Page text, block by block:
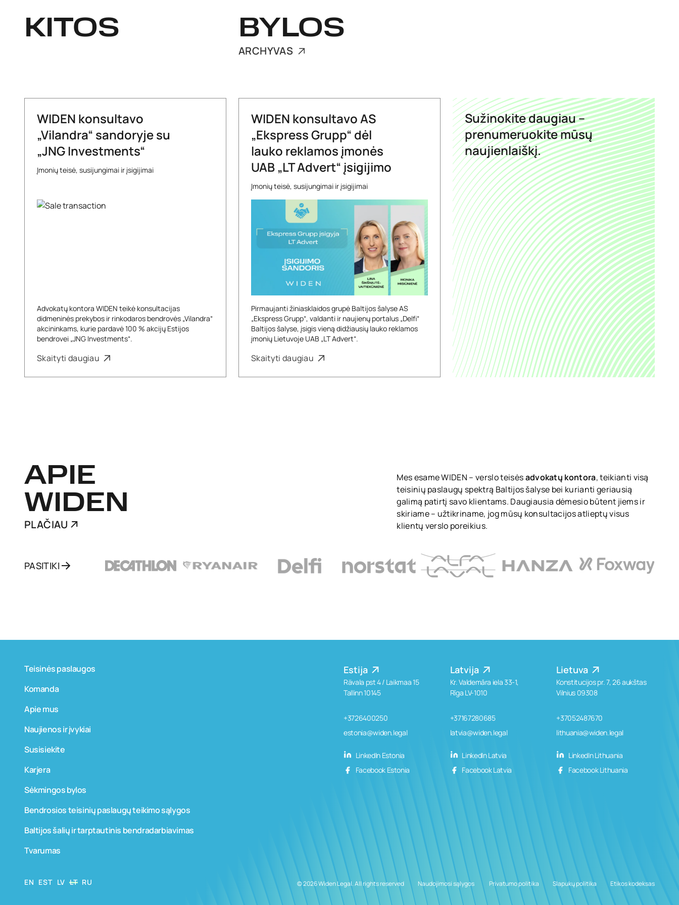
KITOS BYLOS
ARCHYVAS
WIDEN konsultavo
„Vilandra“ sandoryje su
„JNG Investments“
Įmonių teisė, susijungimai ir įsigijimai
Advokatų kontora WIDEN teikė konsultacijas
didmeninės prekybos ir rinkodaros bendrovės „Vilandra“
akcininkams, kurie pardavė 100 % akcijų Estijos
bendrovei „JNG Investments“.
Skaityti daugiau
WIDEN konsultavo AS
„Ekspress Grupp“ dėl
lauko reklamos įmonės
UAB „LT Advert“ įsigijimo
Įmonių teisė, susijungimai ir įsigijimai
Pirmaujanti žiniasklaidos grupė Baltijos šalyse AS
„Ekspress Grupp“, valdanti ir naujienų portalus „Delfi“
Baltijos šalyse, įsigis vieną didžiausių lauko reklamos
įmonių Lietuvoje UAB „LT Advert“.
Skaityti daugiau
Sužinokite daugiau –
prenumeruokite mūsų
naujienlaiškį.
APIE
WIDEN
PLAČIAU
Mes esame WIDEN – verslo teisėsadvokatų kontora, teikianti visą
teisinių paslaugų spektrą Baltijos šalyse bei kurianti geriausią
galimą patirtį savo klientams. Daugiausia dėmesio būtent jiems ir
skiriame – užtikriname, jog mūsų konsultacijos atlieptų visus
klientų verslo poreikius.
PASITIKI
Estija
Rävala pst 4 / Laikmaa 15
Tallinn 10145
+3726400250
estonia@widen.legal
LinkedIn Estonia
Facebook Estonia
Latvija
Kr. Valdemāra iela 33-1,
Rīga LV-1010
+37167280685
latvia@widen.legal
LinkedIn Latvia
Facebook Latvia
Lietuva
Konstitucijos pr. 7, 26 aukštas
Vilnius 09308
+37052487670
lithuania@widen.legal
LinkedIn Lithuania
Facebook Lithuania
Teisinės paslaugos
Komanda
Apie mus
Naujienos ir įvykiai
Susisiekite
Karjera
Sėkmingos bylos
Bendrosios teisinių paslaugų teikimo sąlygos
Baltijos šalių ir tarptautinis bendradarbiavimas
Tvarumas
© 2026 Widen Legal. All rights reserved Naudojimosi sąlygos ­ ­­Privatumo politika Slapukų politika Etikos kodeksas
EN EST LV LT RU